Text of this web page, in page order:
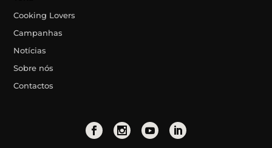
Cooking Lovers
Campanhas
Notícias
Sobre nós
Contactos